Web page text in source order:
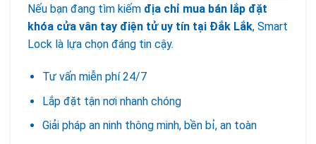
Nếu bạn đang tìm kiếm địa chỉ mua bán lắp đặt
khóa cửa vân tay điện tử uy tín tại Đắk Lắk, Smart
Lock là lựa chọn đáng tin cậy.
Tư vấn miễn phí 24/7
Lắp đặt tận nơi nhanh chóng
Giải pháp an ninh thông minh, bền bỉ, an toàn